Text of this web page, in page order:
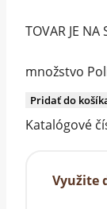
TOVAR JE NA
množstvo
Pridať do
Katalógové
Využite